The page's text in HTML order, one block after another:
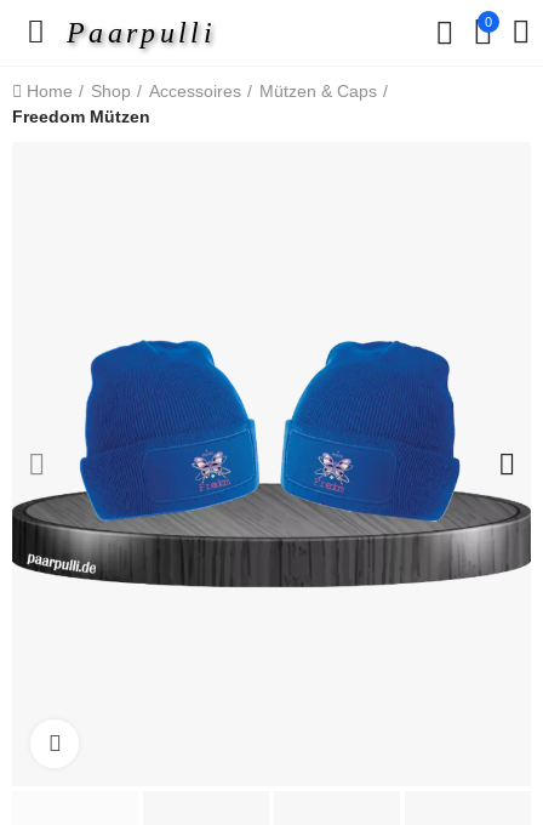
Paarpulli 0
Home Shop Accessoires
Mützen & Caps
Freedom Mützen